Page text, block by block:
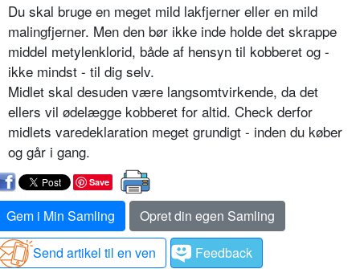
Du skal bruge en meget mild lakfjerner eller en mild
malingfjerner. Men den bør ikke inde holde det skrappe
middel metylenklorid, både af hensyn til kobberet og -
ikke mindst - til dig selv.
Midlet skal desuden være langsomtvirkende, da det
ellers vil ødelægge kobberet for altid. Check derfor
midlets varedeklaration meget grundigt - inden du køber
og går i gang.
Save
Gem i Min Samling
Opret din egen Samling
Send artikel til en ven
Feedback